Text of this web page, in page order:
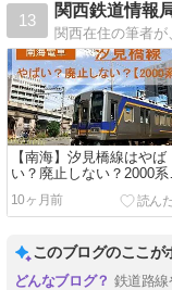
13
関西鉄道情報
【南海】汐見橋線はやば
い？廃止しない？2000系
撮影地も調査！
10ヶ月前
このブログのここが
鉄道路